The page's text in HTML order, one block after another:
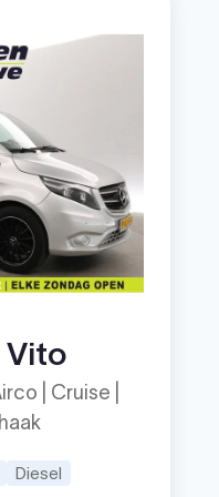
| Cruise |
Diesel